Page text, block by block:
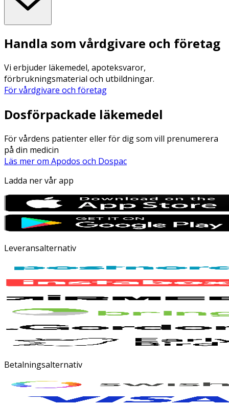
Handla som vårdgivare och företag
Vi erbjuder läkemedel, apoteksvaror,
förbrukningsmaterial och utbildningar.
För vårdgivare och företag
Dosförpackade läkemedel
För vårdens patienter eller för dig som vill prenumerera
på din medicin
Läs mer om Apodos och Dospac
Ladda ner vår app
Leveransalternativ
Betalningsalternativ